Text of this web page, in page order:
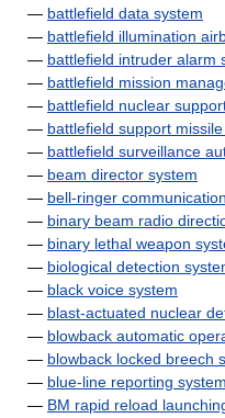
— battlefield data system
— battlefield illumination
— battlefield intruder alarm
— battlefield mission
— battlefield nuclear
— battlefield support
— battlefield surveillance
— beam director system
— bell-ringer
— binary beam radio
— binary lethal weapon
— biological detection
— black voice system
— blast-actuated nuclear
— blowback automatic
— blowback locked breech
— blue-line reporting system
— BM rapid reload